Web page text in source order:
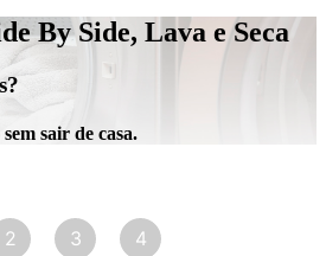
By Side, Lava e Seca
sair de casa.